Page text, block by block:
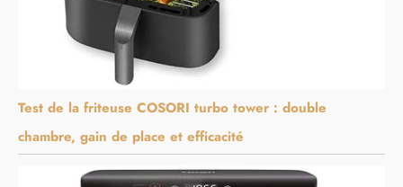
Test de la friteuse COSORI turbo tower : double
chambre, gain de place et efficacité